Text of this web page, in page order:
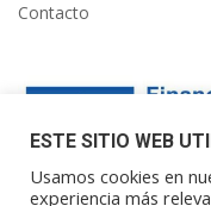
Contacto
ESTE SITIO WEB
Usamos cookies en
experiencia más